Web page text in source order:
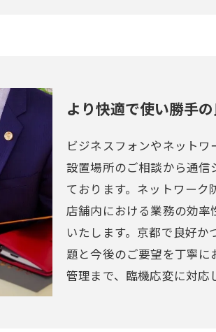
より快適で使い勝手
ビジネスフォンやネットワ
設置場所のご相談から通
ております。ネットワー
店舗内における業務の効
いたします。京都で良好
題と今後のご要望を丁寧
管理まで、臨機応変に対応